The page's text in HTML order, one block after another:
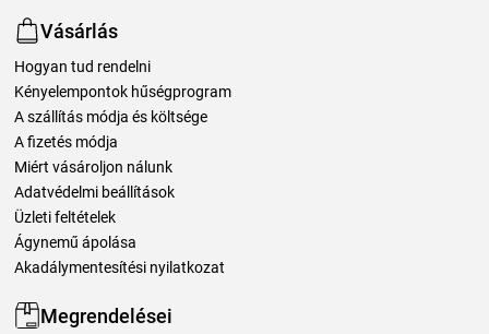
Vásárlás
Hogyan tud rendelni
Kényelempontok hűségprogram
A szállítás módja és költsége
A fizetés módja
Miért vásároljon nálunk
Adatvédelmi beállítások
Üzleti feltételek
Ágynemű ápolása
Akadálymentesítési nyilatkozat
Megrendelései